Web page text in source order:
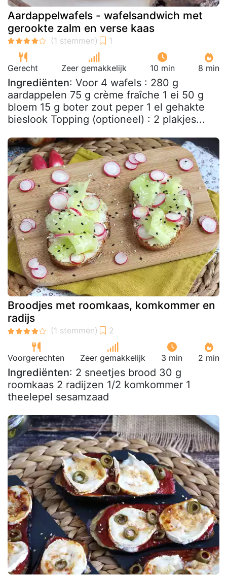
Aardappelwafels - wafelsandwich met
gerookte zalm en verse kaas
Gerecht Zeer gemakkelijk 10 min 8 min
Ingrediënten: Voor 4 wafels : 280 g
aardappelen 75 g crème fraîche 1 ei 50 g
bloem 15 g boter zout peper 1 el gehakte
bieslook Topping (optioneel) : 2 plakjes...
Broodjes met roomkaas, komkommer en
radijs
Voorgerechten Zeer gemakkelijk 3 min 2 min
Ingrediënten: 2 sneetjes brood 30 g
roomkaas 2 radijzen 1/2 komkommer 1
theelepel sesamzaad